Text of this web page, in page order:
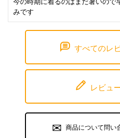
みです
すべてのレ
レビュ
商品について問い